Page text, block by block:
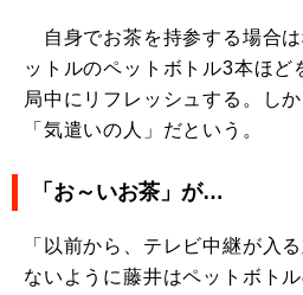
自身でお茶を持参する場合
ットルのペットボトル3本ほど
局中にリフレッシュする。し
「気遣いの人」だという。
「お～いお茶」が…
「以前から、テレビ中継が入
ないように藤井はペットボト